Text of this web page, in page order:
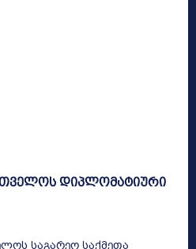
დიპლომატიური
საგარეო საქმეთა